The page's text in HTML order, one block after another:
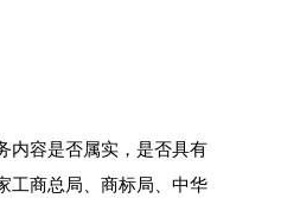
内容是否属实，是否具有
工商总局、商标局、中华